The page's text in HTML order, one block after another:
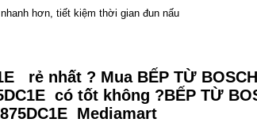
hơn, tiết kiệm thời gian đun nấu
rẻ nhất ? Mua BẾP TỪ
có tốt không ?BẾP TỪ
Mediamart